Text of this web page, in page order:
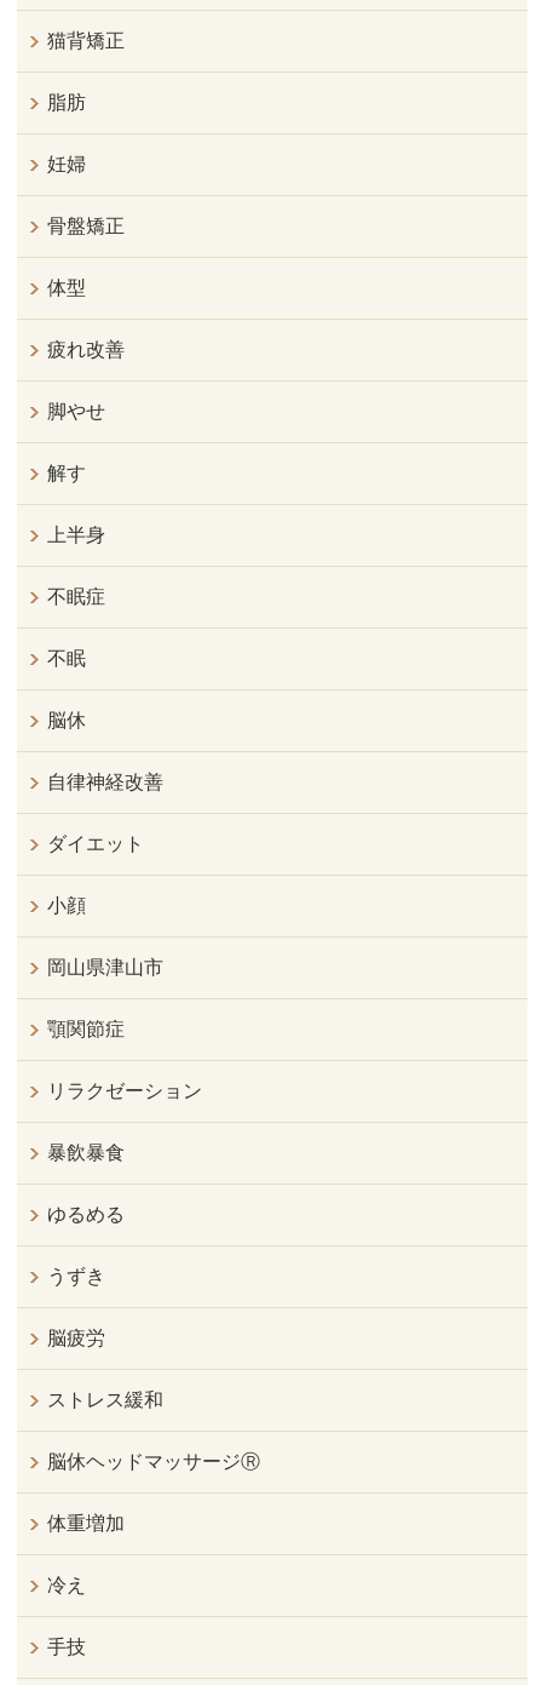
猫背矯正
脂肪
妊婦
骨盤矯正
体型
疲れ改善
脚やせ
解す
上半身
不眠症
不眠
脳休
自律神経改善
ダイエット
小顔
岡山県津山市
顎関節症
リラクゼーション
暴飲暴食
ゆるめる
うずき
脳疲労
ストレス緩和
脳休ヘッドマッサージⓇ
体重増加
冷え
手技